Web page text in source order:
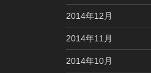
2014年12月
2014年11月
2014年10月